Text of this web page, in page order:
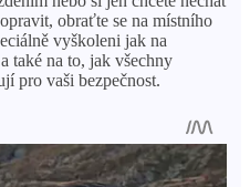
obraťte se na místního
vyškoleni jak na
také na to, jak všechny
pro vaši bezpečnost.